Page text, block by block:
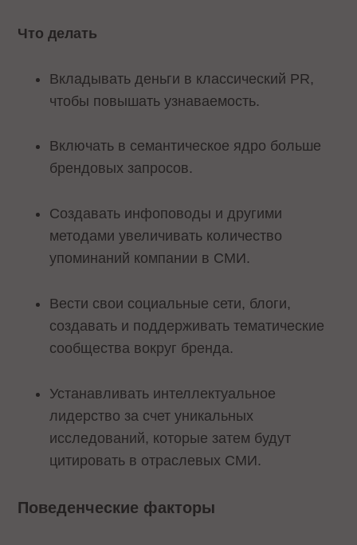
Что делать
Вкладывать деньги в классический PR,
чтобы повышать узнаваемость.
Включать в семантическое ядро больше
брендовых запросов.
Создавать инфоповоды и другими
методами увеличивать количество
упоминаний компании в СМИ.
Вести свои социальные сети, блоги,
создавать и поддерживать тематические
сообщества вокруг бренда.
Устанавливать интеллектуальное
лидерство за счет уникальных
исследований, которые затем будут
цитировать в отраслевых СМИ.
Поведенческие факторы